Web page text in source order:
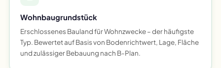
Wohnbaugrundstück
Erschlossenes Bauland für Wohnzwecke – der häufigste
Typ. Bewertet auf Basis von Bodenrichtwert, Lage, Fläche
und zulässiger Bebauung nach B-Plan.